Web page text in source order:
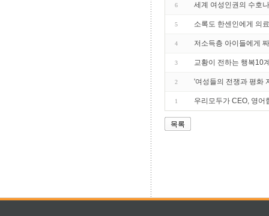
6 세계 여성인권의 수호
5 소록도 한센인에게 의
4 저소득층 아이들에게
3 교황이 전하는 행복10
2 '여성들의 전쟁과 평화
1 우리모두가 CEO, 영어
목록